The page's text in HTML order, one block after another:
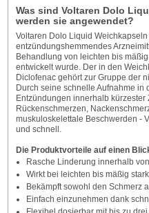
Was sind Voltaren Dolo
werden sie angewendet?
Voltaren Dolo Liquid
entzündungshemmendes
Behandlung von leichten bis
entwickelt wurde. Der in den
Diclofenac gehört zur Gruppe der
Durch seine schnelle Aufnahme in
Entzündungen innerhalb kürzester
Rückenschmerzen,
muskuloskelettale Beschwerden -
und schnell.
Die Produktvorteile auf einen
Rasche Linderung innerhalb
Wirkt bei leichten bis mäßig
Bekämpft sowohl den Schmerz
Einfach einzunehmen dank